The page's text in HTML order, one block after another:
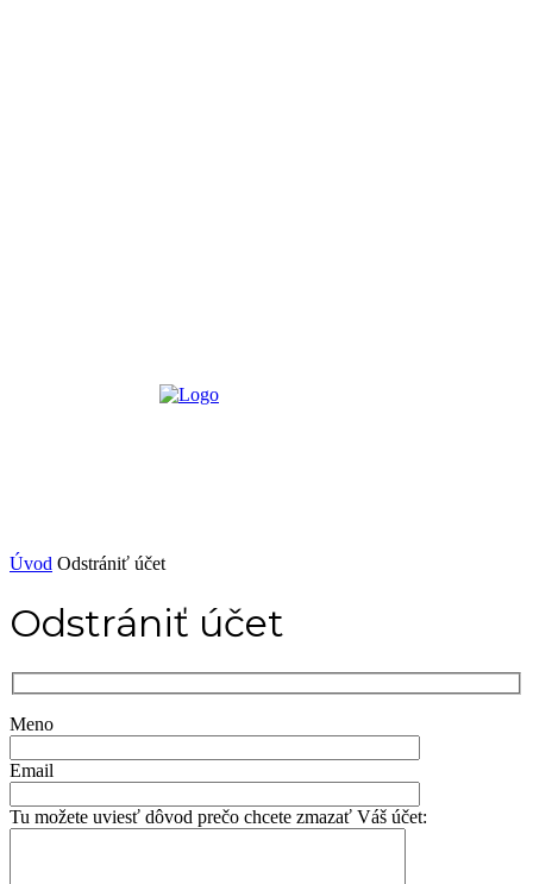
Úvod Odstrániť účet
Odstrániť účet
Meno
Email
Tu možete uviesť dôvod prečo chcete zmazať Váš účet: